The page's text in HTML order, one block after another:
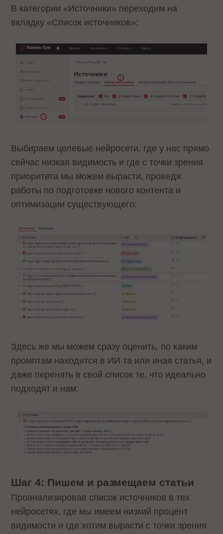
В категории «Источники» переходим на
вкладку «Список источников»:
Выбираем целевые нейросети, где у нас прямо
сейчас низкая видимость и где с точки зрения
приоритета мы можем вырасти, проведя
работы по подготовке нового контента и
оптимизации существующего:
Здесь же мы можем сразу оценить, по каким
промптам находится в ИИ та или иная статья, и
даже перенять в свой список те, что идеально
подходят и нам:
Шаг 4: Пишем и размещаем статьи
Проанализировав список источников в тех
нейросетях, где мы имеем низкий процент
видимости и где хотим вырасти с точки зрения